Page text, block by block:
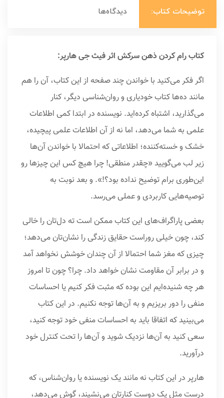
توضیحات کتاب: دیدگاه‌ها
کتاب رام کردن ذهن سرکش اثر فیث جی هارپر:
اگر فکر می‌کنید با خواندن چند صفحه از این کتاب، آن را هم
مانند ده‌ها کتاب خودیاری و روان‌شناسی دیگر، کنار
می‌گذارید، اشتباه کرده‌اید. نویسنده در ابتدا کمی اطلاعات
علمی به شما می‌دهد، اما نه از آن اطلاعات علمی پیچیده،
خشک و خسته‌کننده؛ اطلاعاتی که احتمالا با خواندن آن‌ها
زیر لب می‌گویید «چقدر منطقی! چرا هیچ کس این چیزها رو
این‌طوری برام توضیح نداده بود؟!». و بعد نوبت به
توصیه‌هایی کاربردی و عملی می‌رسد.
بعضی پاراگراف‌های این کتاب ممکن است ته دل‌تان را خالی
کند، چون خیلی روراست حقایق زندگی را نشان‌تان می‌دهد؛
چیزی که مغز شما احتمالا از آن چندان خوشش نخواهد آمد
و در برابر آن مقاومت نشان خواهد داد. چرا؟ چون تا امروز
هر چه شنیده‌ایم این بوده که مثبت فکر کنیم یا احساسات
منفی را دور بریزیم و به آن‌ها توجه نکنیم. در این کتاب
می‌بینید که اتفاقا باید به احساسات منفی خود توجه کنید،
سعی کنید به آن‌ها نزدیک شوید و آن‌ها را تحت کنترل خود
درآورید.
هارپر در این کتاب نه مانند یک نویسنده یا روان‌شناس، که
درست مثل یک دوست کنارتان می‌نشیند، گوش می‌دهد،